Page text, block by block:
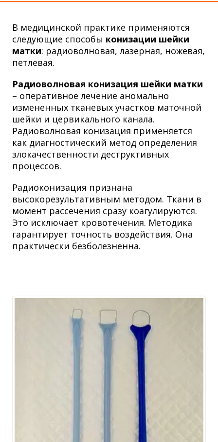
В медицинской практике применяются
следующие способы конизации шейки
матки: радиоволновая, лазерная, ножевая,
петлевая.
Радиоволновая конизация шейки матки
– оперативное лечение аномально
измененных тканевых участков маточной
шейки и цервикального канала.
Радиоволновая конизация применяется
как диагностический метод определения
злокачественности деструктивных
процессов.
Радиоконизация признана
высокорезультативным методом. Ткани в
момент рассечения сразу коагулируются.
Это исключает кровотечения. Методика
гарантирует точность воздействия. Она
практически безболезненна.